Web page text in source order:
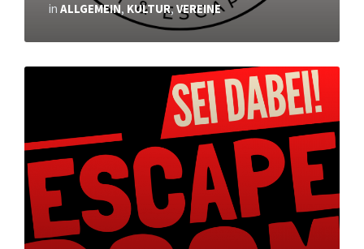
in ALLGEMEIN, KULTUR, VEREINE
Mehr